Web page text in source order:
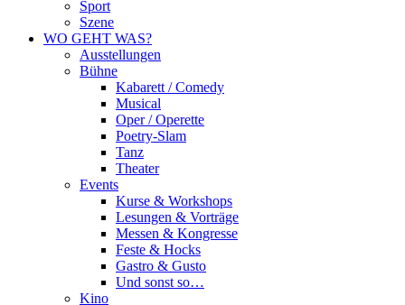
Sport
Szene
WO GEHT WAS?
Ausstellungen
Bühne
Kabarett / Comedy
Musical
Oper / Operette
Poetry-Slam
Tanz
Theater
Events
Kurse & Workshops
Lesungen & Vorträge
Messen & Kongresse
Feste & Hocks
Gastro & Gusto
Und sonst so…
Kino